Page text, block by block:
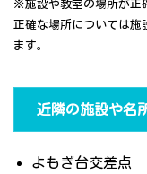
※施設や教室の場所が正
正確な場所については施
ます。
近隣の施設や名
よもぎ台交差点